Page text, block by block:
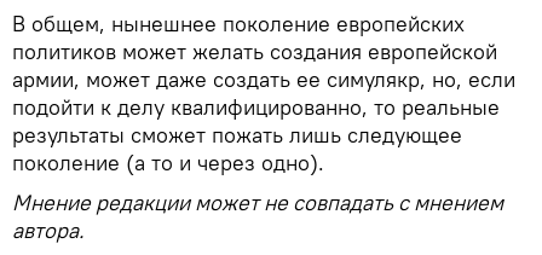
В общем, нынешнее поколение европейских
политиков может желать создания европейской
армии, может даже создать ее симулякр, но, если
подойти к делу квалифицированно, то реальные
результаты сможет пожать лишь следующее
поколение (а то и через одно).
Мнение редакции может не совпадать с мнением
автора.